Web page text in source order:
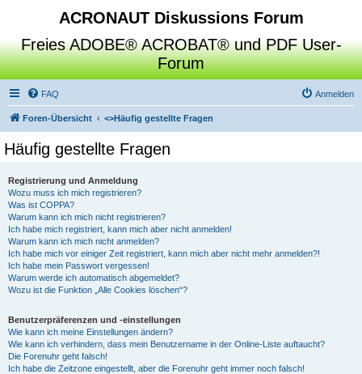
ACRONAUT Diskussions Forum
Freies ADOBE® ACROBAT® und PDF User-
Forum
FAQ Anmelden
Foren-Übersicht <>Häufig gestellte Fragen
Häufig gestellte Fragen
Registrierung und Anmeldung
Wozu muss ich mich registrieren?
Was ist COPPA?
Warum kann ich mich nicht registrieren?
Ich habe mich registriert, kann mich aber nicht anmelden!
Warum kann ich mich nicht anmelden?
Ich habe mich vor einiger Zeit registriert, kann mich aber nicht mehr anmelden?!
Ich habe mein Passwort vergessen!
Warum werde ich automatisch abgemeldet?
Wozu ist die Funktion „Alle Cookies löschen“?
Benutzerpräferenzen und -einstellungen
Wie kann ich meine Einstellungen ändern?
Wie kann ich verhindern, dass mein Benutzername in der Online-Liste auftaucht?
Die Forenuhr geht falsch!
Ich habe die Zeitzone eingestellt, aber die Forenuhr geht immer noch falsch!